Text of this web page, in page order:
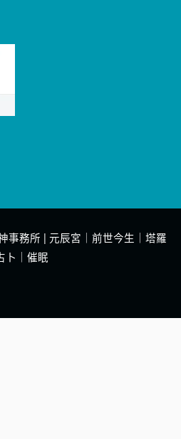
事務所 | 元辰宮｜前世今生｜塔羅
卜｜催眠